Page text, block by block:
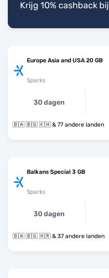
Krijg 10% cashback
Europe Asia and USA 20 GB
Sparks
30 dagen
🇧🇦 🇧🇬 🇰🇭 & 77 andere landen
Balkans Special 3 GB
Sparks
30 dagen
🇧🇦 🇧🇬 🇭🇷 & 37 andere landen